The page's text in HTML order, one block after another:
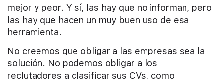
mejor y peor. Y sí, las hay que no informan, pero
las hay que hacen un muy buen uso de esa
herramienta.
No creemos que obligar a las empresas sea la
solución. No podemos obligar a los
reclutadores a clasificar sus CVs, como